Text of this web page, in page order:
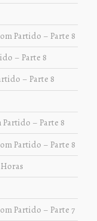
Partido – Parte 8
– Parte 8
– Parte 8
– Parte 8
Partido – Parte 8
Partido – Parte 7